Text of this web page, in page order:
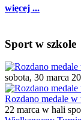
więcej ...
Sport w szkole
sobota, 30 marca
Rozdano medale
22 marca w hali